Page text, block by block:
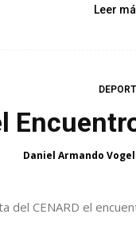
Leer
Daniel Armando Vogel
del CENARD el